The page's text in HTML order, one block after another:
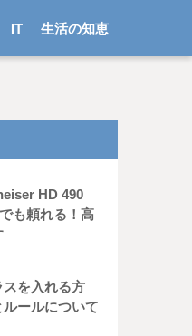
IT 生活の知恵
HD 490
も頼れる！高
を入れる方
ールについて